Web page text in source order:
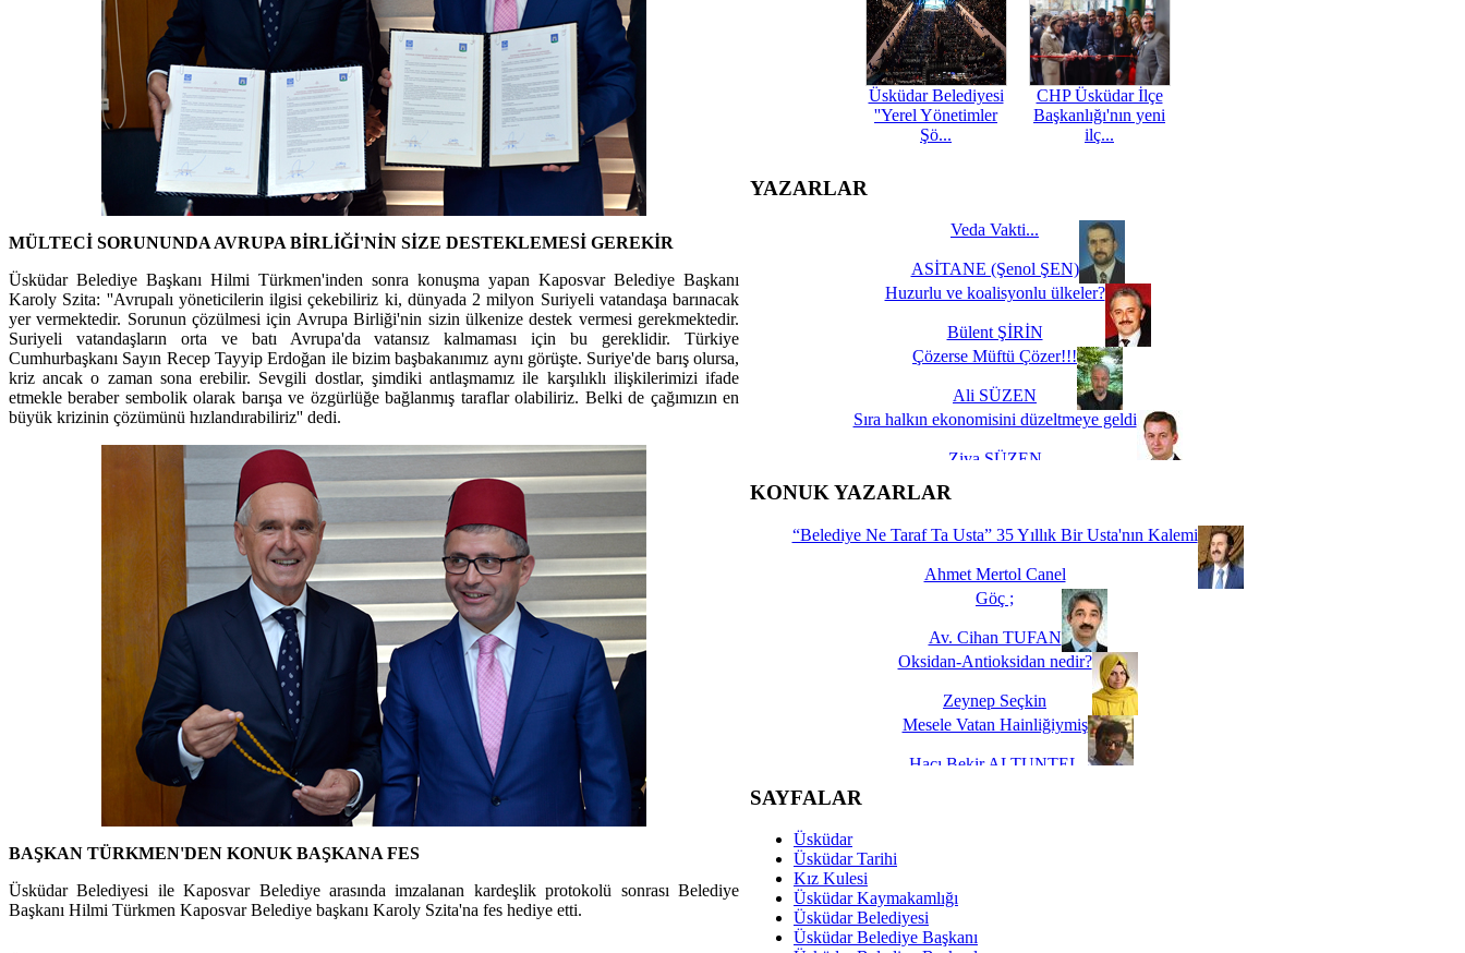
MÜLTECİ SORUNUNDA AVRUPA BİRLİĞİ'NİN SİZE DESTEKLEMESİ GEREKİR
Üsküdar Belediye Başkanı Hilmi Türkmen'inden sonra konuşma yapan Kaposvar Belediye Başkanı
Karoly Szita: ''Avrupalı yöneticilerin ilgisi çekebiliriz ki, dünyada 2 milyon Suriyeli vatandaşa barınacak
yer vermektedir. Sorunun çözülmesi için Avrupa Birliği'nin sizin ülkenize destek vermesi gerekmektedir.
Suriyeli vatandaşların orta ve batı Avrupa'da vatansız kalmaması için bu gereklidir. Türkiye
Cumhurbaşkanı Sayın Recep Tayyip Erdoğan ile bizim başbakanımız aynı görüşte. Suriye'de barış olursa,
kriz ancak o zaman sona erebilir. Sevgili dostlar, şimdiki antlaşmamız ile karşılıklı ilişkilerimizi ifade
etmekle beraber sembolik olarak barışa ve özgürlüğe bağlanmış taraflar olabiliriz. Belki de çağımızın en
büyük krizinin çözümünü hızlandırabiliriz'' dedi.
BAŞKAN TÜRKMEN'DEN KONUK BAŞKANA FES
Üsküdar Belediyesi ile Kaposvar Belediye arasında imzalanan kardeşlik protokolü sonrası Belediye
Başkanı Hilmi Türkmen Kaposvar Belediye başkanı Karoly Szita'na fes hediye etti.
Üsküdar Belediyesi
''Yerel Yönetimler
Şö...
CHP Üsküdar İlçe
Başkanlığı'nın yeni
ilç...
YAZARLAR
Veda Vakti...
ASİTANE (Şenol ŞEN)
Huzurlu ve koalisyonlu ülkeler?
Bülent ŞİRİN
Çözerse Müftü Çözer!!!
Ali SÜZEN
Sıra halkın ekonomisini düzeltmeye geldi
Ziya SÜZEN
İşte Biz buyuz...
KONUK YAZARLAR
“Belediye Ne Taraf Ta Usta” 35 Yıllık Bir Usta'nın Kalemi
Ahmet Mertol Canel
Göç ;
Av. Cihan TUFAN
Oksidan-Antioksidan nedir?
Zeynep Seçkin
Mesele Vatan Hainliğiymiş
Hacı Bekir ALTUNTEL
Dünya Fani, Ama Kısa Bir Süre De Olsa Burdayız
Savaş ŞENEL
Hukukun Adaleti Kalmadı Üstadım!
SAYFALAR
Üsküdar
Üsküdar Tarihi
Kız Kulesi
Üsküdar Kaymakamlığı
Üsküdar Belediyesi
Üsküdar Belediye Başkanı